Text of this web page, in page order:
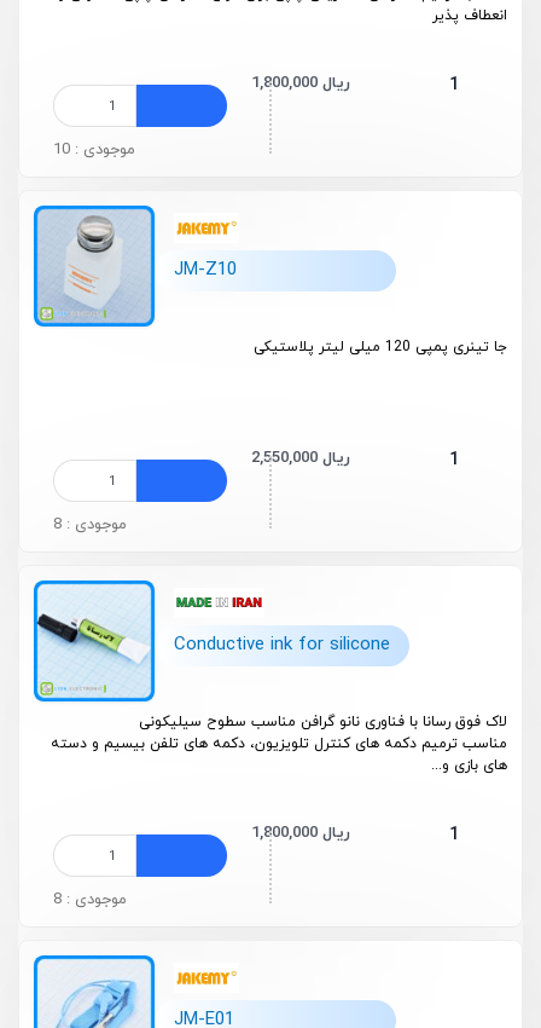
انعطاف پذیر
1 1,800,000 ریال
موجودی : 10
JM-Z10
جا تینری پمپی 120 میلی لیتر پلاستیکی
1 2,550,000 ریال
موجودی : 8
Conductive ink for silicone
لاک فوق رسانا با فناوری نانو گرافن مناسب سطوح سیلیکونی
مناسب ترمیم دکمه های کنترل تلویزیون، دکمه های تلفن بیسیم و دسته
های بازی و...
1 1,800,000 ریال
موجودی : 8
JM-E01